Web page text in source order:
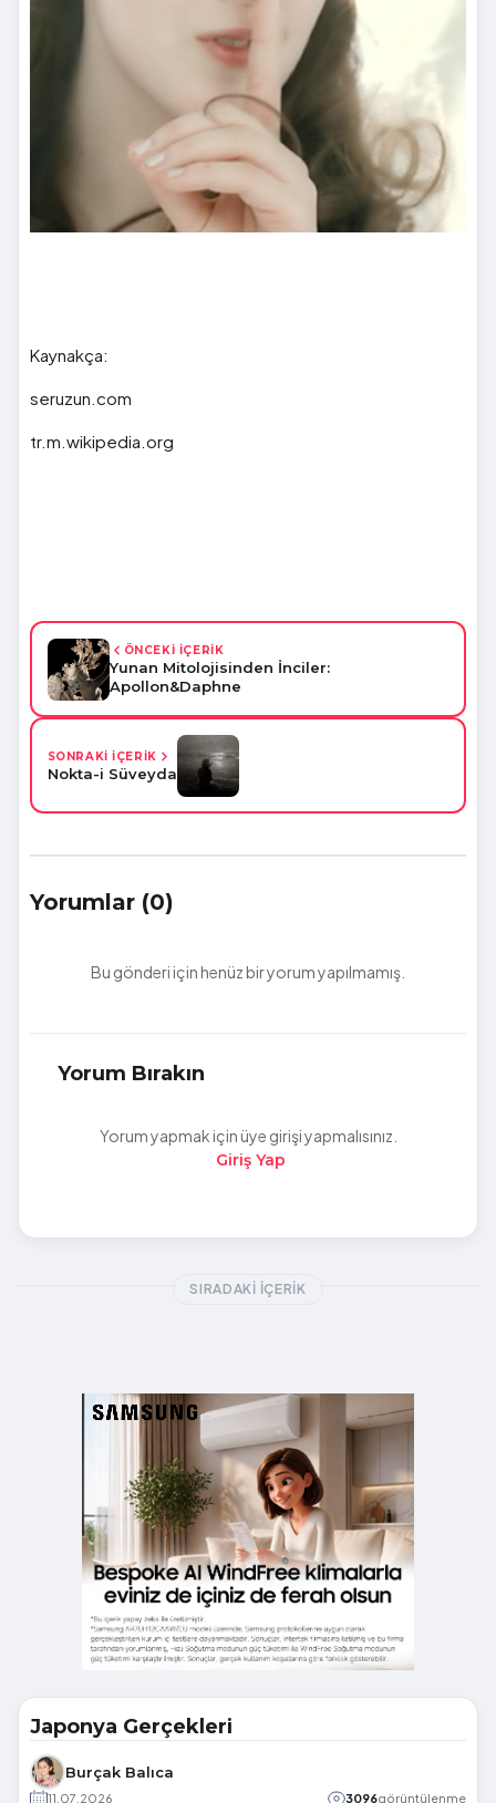
Kaynakça:
seruzun.com
tr.m.wikipedia.org
ÖNCEKİ İÇERİK
Yunan Mitolojisinden İnciler:
Apollon&Daphne
SONRAKİ İÇERİK
Nokta-i Süveyda
Yorumlar (0)
Bu gönderi için henüz bir yorum yapılmamış.
Yorum Bırakın
Yorum yapmak için üye girişi yapmalısınız.
Giriş Yap
SIRADAKI İÇERIK
Japonya Gerçekleri
Burçak Balıca
11.07.2026 3096görüntülenme